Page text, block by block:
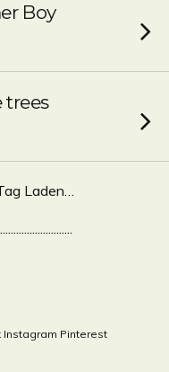
Boy
trees
Laden…
Instagram Pinterest